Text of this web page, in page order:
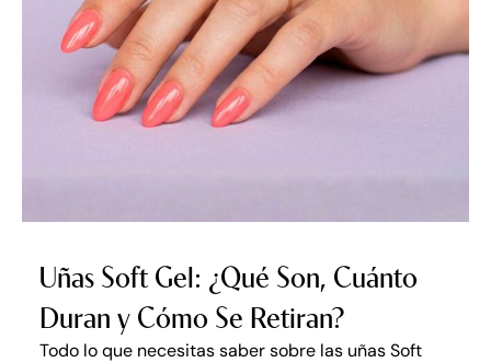
Uñas Soft Gel: ¿Qué Son, Cuánto
Duran y Cómo Se Retiran?
Todo lo que necesitas saber sobre las uñas Soft